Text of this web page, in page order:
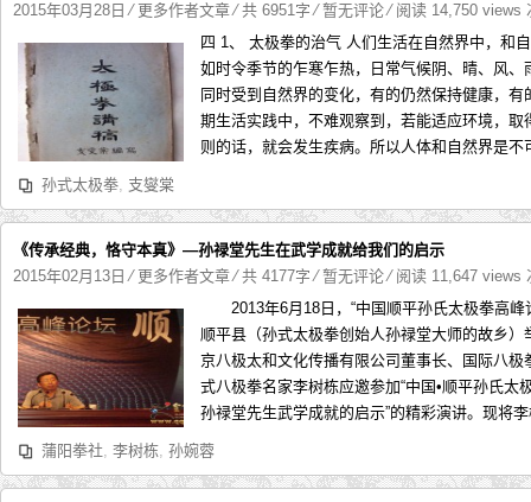
2015年03月28日 ⁄ 更多作者文章⁄ 共 6951字⁄暂无评论⁄ 阅读 14,750 views
四 1、 太极拳的治气 人们生活在自然界中，和
如时令季节的乍寒乍热，日常气候阴、晴、风
同时受到自然界的变化，有的仍然保持健康，
期生活实践中，不难观察到，若能适应环境，
则的话，就会发生疾病。所以人体和自然界是不
孙式太极拳, 支燮棠
《传承经典，恪守本真》—孙禄堂先生在武学成就给我们的启示
2015年02月13日 ⁄ 更多作者文章⁄ 共 4177字⁄暂无评论⁄ 阅读 11,647 views
2013年6月18日，“中国顺平孙氏太极拳高峰
顺平县（孙式太极拳创始人孙禄堂大师的故
京八极太和文化传播有限公司董事长、国际八
式八极拳名家李树栋应邀参加“中国•顺平孙氏
孙禄堂先生武学成就的启示”的精彩演讲。现将
蒲阳拳社, 李树栋, 孙婉蓉